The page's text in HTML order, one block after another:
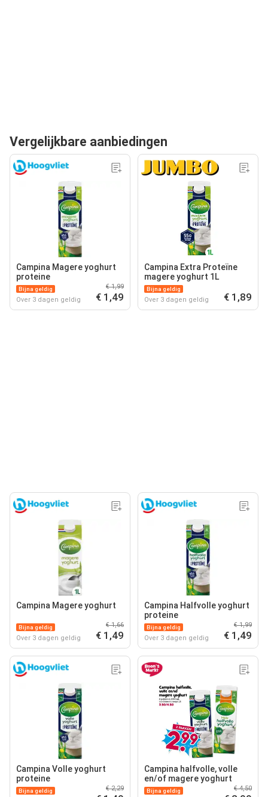
Vergelijkbare aanbiedingen
Campina Magere yoghurt
proteine
Bijna geldig
Over 3 dagen geldig
€ 1,99
€ 1,49
Campina Extra Proteïne
magere yoghurt 1L
Bijna geldig
Over 3 dagen geldig € 1,89
Campina Magere yoghurt
Bijna geldig
Over 3 dagen geldig
€ 1,66
€ 1,49
Campina Halfvolle yoghurt
proteine
Bijna geldig
Over 3 dagen geldig
€ 1,99
€ 1,49
Campina Volle yoghurt
proteine
Bijna geldig € 2,29
Campina halfvolle, volle
en/of magere yoghurt
Bijna geldig € 4,50